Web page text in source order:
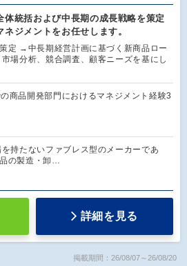
体統括および中長期の成長戦略を策定
ネジメントをお任せします。
定 →中長期経営計画に基づく新商品ロー
場分析、競合調査、顧客ニーズを基にし
商品開発部門におけるマネジメント経験3
を持たないファブレス型のメーカーであ
の製造・卸…
詳細を見る
掲載期間：26/08/07～26/08/20